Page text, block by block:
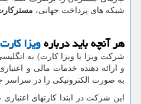
شبکه های پرداخت جهانی،
هر آنچه باید دربارهویزا کارت
شرکت ویزا یا ویزا کارت( به
و ارائه دهنده خدمات مالی و
به صورت الکترونیکی را در سراسر
این شرکت در ابتدا کارتهای